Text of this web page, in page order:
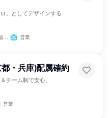
」としてデザインする
営業
・兵庫)配属確約
チーム制で安心。
営業